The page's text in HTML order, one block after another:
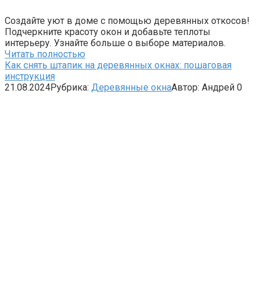
Создайте уют в доме с помощью деревянных откосов!
Подчеркните красоту окон и добавьте теплоты
интерьеру. Узнайте больше о выборе материалов.
Читать полностью
Как снять штапик на деревянных окнах: пошаговая
инструкция
21.08.2024Рубрика: Деревянные окнаАвтор: Андрей 0